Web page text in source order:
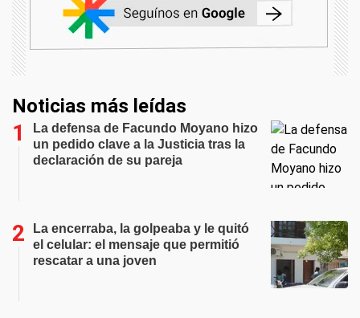
Noticias más leídas
La defensa de Facundo Moyano hizo
un pedido clave a la Justicia tras la
declaración de su pareja
La encerraba, la golpeaba y le quitó
el celular: el mensaje que permitió
rescatar a una joven